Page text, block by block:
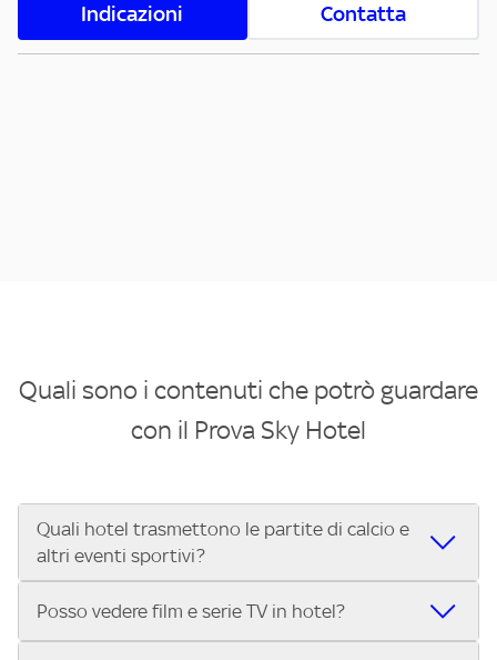
Indicazioni Contatta
Quali sono i contenuti che potrò guardare
con il Prova Sky Hotel
Quali hotel trasmettono le partite di calcio e
altri eventi sportivi?
Se cerchi un hotel dove poter vedere le partite di Serie A,
Posso vedere film e serie TV in hotel?